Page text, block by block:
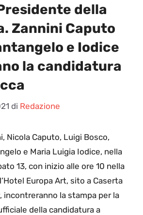
della
Zannini Caputo
e Iodice
la candidatura
di Redazione
Nicola Caputo, Luigi Bosco,
e Maria Luigia Iodice, nella
13, con inizio alle ore 10 nella
Europa Art, sito a Caserta
incontreranno la stampa per la
della candidatura a